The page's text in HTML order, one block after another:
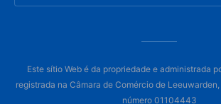
Este sítio Web é da propriedade e administrada
registrada na Câmara de Comércio de
número 01104443